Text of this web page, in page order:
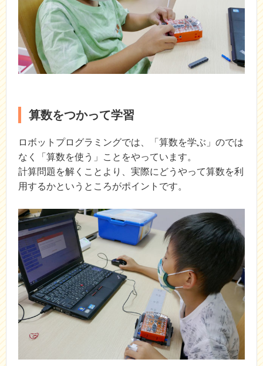
算数をつかって学習
ロボットプログラミングでは、「算数を学ぶ」のでは
なく「算数を使う」ことをやっています。
計算問題を解くことより、実際にどうやって算数を利
用するかというところがポイントです。